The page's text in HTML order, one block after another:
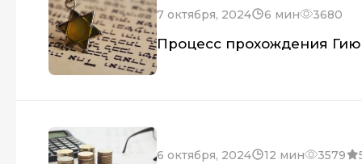
7 октября, 2024 6 мин 3680
Процесс прохождения
6 октября, 2024 12 мин 3579